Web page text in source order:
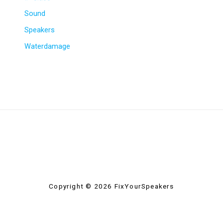
Sound
Speakers
Waterdamage
Copyright © 2026 FixYourSpeakers